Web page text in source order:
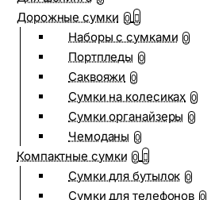
Дорожные сумки 0
Наборы с сумками 0
Портпледы 0
Саквояжи 0
Сумки на колесиках 0
Сумки органайзеры 0
Чемоданы 0
Компактные сумки 0
Сумки для бутылок 0
Сумки для телефонов 0